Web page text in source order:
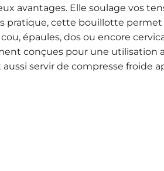
avantages. Elle soulage vos
pratique, cette bouillotte
épaules, dos ou encore
conçues pour une utilisation
servir de compresse froide